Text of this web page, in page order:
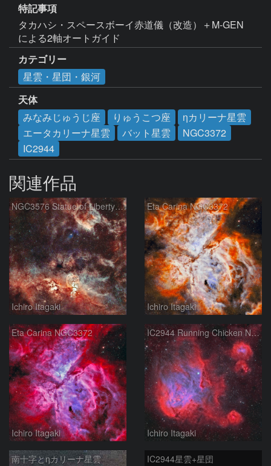
特記事項
タカハシ・スペースボーイ赤道儀（改造）＋M-GEN
による2軸オートガイド
カテゴリー
星雲・星団・銀河
天体
みなみじゅうじ座
りゅうこつ座
ηカリーナ星雲
エータカリーナ星雲
バット星雲
NGC3372
IC2944
関連作品
NGC3576 Statue of Liberty Nebula ＆ Gum37 Southern Tadpoles
Ichiro Itagaki
Eta Carina NGC3372
Ichiro Itagaki
Eta Carina NGC3372
Ichiro Itagaki
IC2944 Running Chicken Nebula
Ichiro Itagaki
南十字とηカリーナ星雲 IC2944星雲+星団